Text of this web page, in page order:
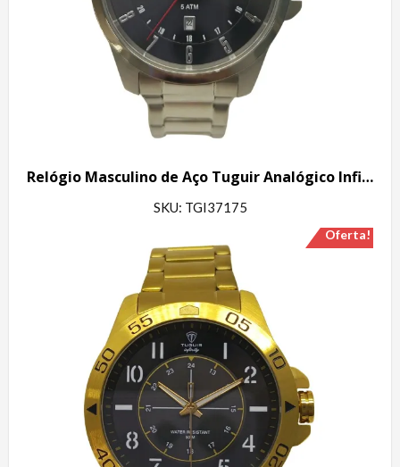
Relógio Masculino de Aço Tuguir Analógico Infinity 6117H Prata e Preto
SKU: TGI37175
Oferta!